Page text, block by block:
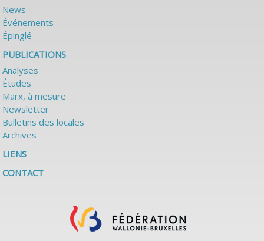
News
Événements
Épinglé
PUBLICATIONS
Analyses
Études
Marx, à mesure
Newsletter
Bulletins des locales
Archives
LIENS
CONTACT